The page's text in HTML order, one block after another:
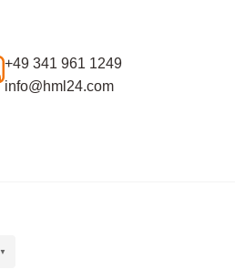
+49 341 961 1249
info@hml24.com
▼